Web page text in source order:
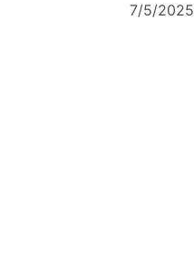
7/5/2025